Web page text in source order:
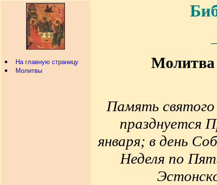
На главную страницу
Молитвы
Молитва
Память
празднуется
января; в день
Неделя по